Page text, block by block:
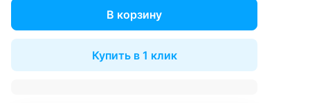
В корзину
Купить в 1 клик